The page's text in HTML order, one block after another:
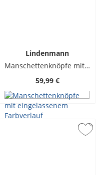
Lindenmann
Manschettenknöpfe mit eingelassenem Farbverlauf
59,99 €